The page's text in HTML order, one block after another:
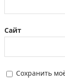
Сайт
Сохранить